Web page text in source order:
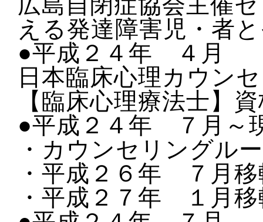
える発達障害児・者
●平成２４年 ４月
日本臨床心理カウン
【臨床心理療法士】
●平成２４年 ７月～
・カウンセリングル
・平成２６年 ７月
・平成２７年 １月